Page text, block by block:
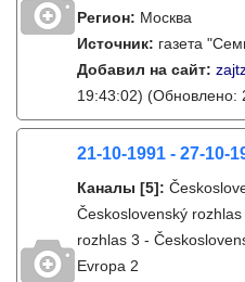
Регион: Москва
Источник: газета
Добавил на сайт:
19:43:02) (Обновлено:
21-10-1991 - 27-10-
Каналы [5]:
Československý
rozhlas 3 -
Evropa 2